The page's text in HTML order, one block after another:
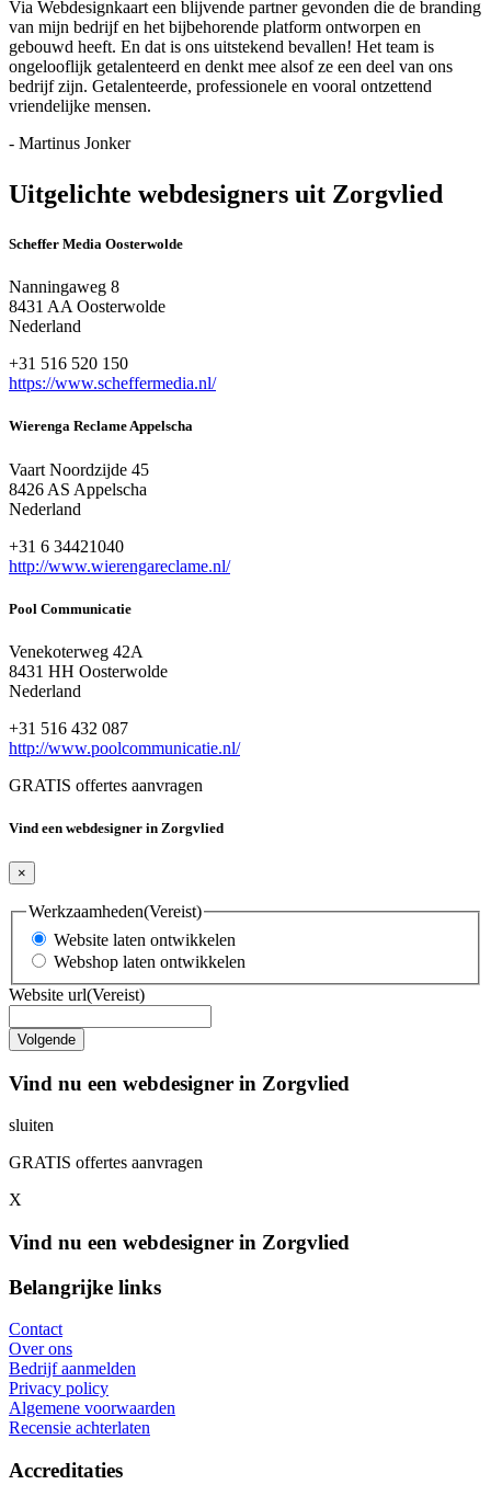
Via Webdesignkaart een blijvende partner gevonden die de branding
van mijn bedrijf en het bijbehorende platform ontworpen en
gebouwd heeft. En dat is ons uitstekend bevallen! Het team is
ongelooflijk getalenteerd en denkt mee alsof ze een deel van ons
bedrijf zijn. Getalenteerde, professionele en vooral ontzettend
vriendelijke mensen.
- Martinus Jonker
Uitgelichte webdesigners uit Zorgvlied
Scheffer Media Oosterwolde
Nanningaweg 8
8431 AA Oosterwolde
Nederland
+31 516 520 150
https://www.scheffermedia.nl/
Wierenga Reclame Appelscha
Vaart Noordzijde 45
8426 AS Appelscha
Nederland
+31 6 34421040
http://www.wierengareclame.nl/
Pool Communicatie
Venekoterweg 42A
8431 HH Oosterwolde
Nederland
+31 516 432 087
http://www.poolcommunicatie.nl/
GRATIS offertes aanvragen
Vind een webdesigner in Zorgvlied
×
Werkzaamheden(Vereist)
Website laten ontwikkelen
Webshop laten ontwikkelen
Website url(Vereist)
Vind nu een webdesigner in Zorgvlied
sluiten
GRATIS offertes aanvragen
X
Vind nu een webdesigner in Zorgvlied
Belangrijke links
Contact
Over ons
Bedrijf aanmelden
Privacy policy
Algemene voorwaarden
Recensie achterlaten
Accreditaties